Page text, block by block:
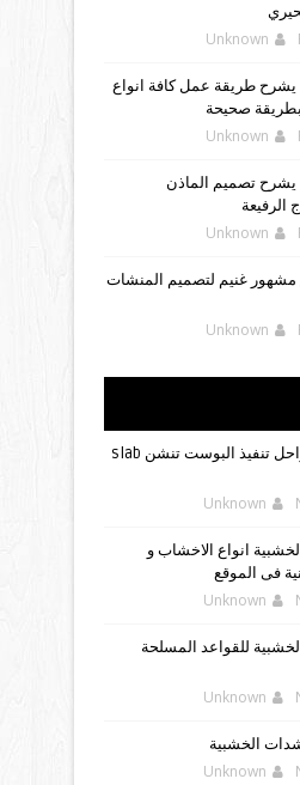
Unknown
تحميل ملف PDF يشرح طريقة عمل كافة انواع
بطريقة صحيحة
Unknown
تحميل ملف PDF يشرح تصميم الماذن
الرفيعة
Unknown
غنيم لتصميم المنشات
Unknown
كتاب pdf عن مراحل تنفيذ البوست تنشن slab
Unknown
انواع الاخشاب و
فى الموقع
Unknown
للقواعد المسلحة
Unknown
الخشبية
Unknown